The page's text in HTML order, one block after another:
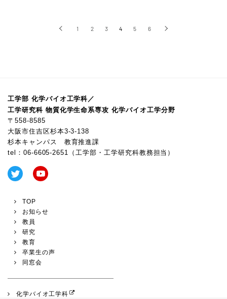
‹前へ 1 2 3 4 5 6 ›次へ
工学部 化学バイオ工学科／
工学研究科 物質化学生命系専攻 化学バイオ工学分野
〒558-8585
大阪市住吉区杉本3-3-138
杉本キャンパス 教育推進課
tel： 06-6605-2651 （工学部・工学研究科教務担当）
TOP
お知らせ
教員
研究
教育
卒業生の声
同窓会
化学バイオ工学科